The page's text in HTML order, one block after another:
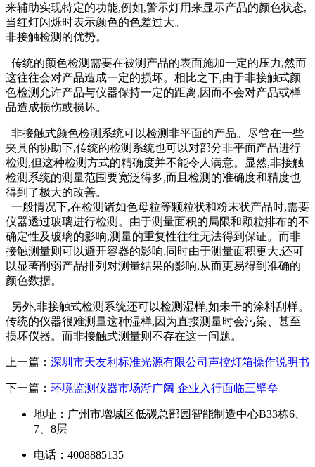
来辅助实现特定的功能,例如,警示灯用来显示产品的颜色状态,
当红灯闪烁时表示颜色的色差过大。
非接触检测的优势。
传统的颜色检测需要在被测产品的表面施加一定的压力,然而
这往往会对产品造成一定的损坏。相比之下,由于非接触式颜
色检测允许产品与仪器保持一定的距离,因而不会对产品或样
品造成损伤或损坏。
非接触式颜色检测系统可以检测非平面的产品。尽管在一些
夹具的协助下,传统的检测系统也可以对部分非平面产品进行
检测,但这种检测方式的精确度并不能令人满意。显然,非接触
检测系统的测量范围要宽泛得多,而且检测的准确度和精度也
得到了极大的改善。
一般情况下,在检测诸如色母粒等颗粒状和粉末状产品时,需要
仪器透过玻璃进行检测。由于测量面积的局限和颗粒排布的不
确定性及玻璃的影响,测量的重复性往往无法得到保证。而非
接触测量则可以避开容器的影响,同时由于测量面积更大,还可
以显著削弱产品排列对测量结果的影响,从而更易得到准确的
颜色数据。
另外,非接触式检测系统还可以检测湿样,如未干的涂料刮样。
传统的仪器很难测量这种湿样,因为直接测量时会污染、甚至
损坏仪器。而非接触式测量则不存在这一问题。
上一篇： 深圳市天友利标准光源有限公司声控灯箱操作说明书
下一篇： 环境监测仪器市场渐广阔 企业入行面临三壁垒
地址：广州市增城区低碳总部园智能制造中心B33栋6、
7、8层
电话：4008885135